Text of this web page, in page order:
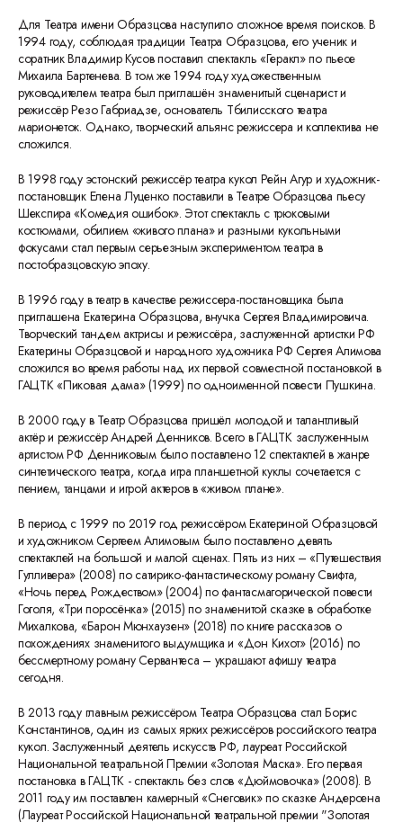
Для Театра имени Образцова наступило сложное время поисков. В
1994 году, соблюдая традиции Театра Образцова, его ученик и
соратник Владимир Кусов поставил спектакль «Геракл» по пьесе
Михаила Бартенева. В том же 1994 году художественным
руководителем театра был приглашён знаменитый сценарист и
режиссёр Резо Габриадзе, основатель Тбилисского театра
марионеток. Однако, творческий альянс режиссера и коллектива не
сложился.
В 1998 году эстонский режиссёр театра кукол Рейн Агур и художник-
постановщик Елена Луценко поставили в Театре Образцова пьесу
Шекспира «Комедия ошибок». Этот спектакль с трюковыми
костюмами, обилием «живого плана» и разными кукольными
фокусами стал первым серьезным экспериментом театра в
постобразцовскую эпоху.
В 1996 году в театр в качестве режиссера-постановщика была
приглашена Екатерина Образцова, внучка Сергея Владимировича.
Творческий тандем актрисы и режиссёра, заслуженной артистки РФ
Екатерины Образцовой и народного художника РФ Сергея Алимова
сложился во время работы над их первой совместной постановкой в
ГАЦТК «Пиковая дама» (1999) по одноименной повести Пушкина.
В 2000 году в Театр Образцова пришёл молодой и талантливый
актёр и режиссёр Андрей Денников. Всего в ГАЦТК заслуженным
артистом РФ Денниковым было поставлено 12 спектаклей в жанре
синтетического театра, когда игра планшетной куклы сочетается с
пением, танцами и игрой актеров в «живом плане».
В период с 1999 по 2019 год режиссёром Екатериной Образцовой
и художником Сергеем Алимовым было поставлено девять
спектаклей на большой и малой сценах. Пять из них – «Путешествия
Гулливера» (2008) по сатирико-фантастическому роману Свифта,
«Ночь перед Рождеством» (2004) по фантасмагорической повести
Гоголя, «Три поросёнка» (2015) по знаменитой сказке в обработке
Михалкова, «Барон Мюнхаузен» (2018) по книге рассказов о
похождениях знаменитого выдумщика и «Дон Кихот» (2016) по
бессмертному роману Сервантеса – украшают афишу театра
сегодня.
В 2013 году главным режиссёром Театра Образцова стал Борис
Константинов, один из самых ярких режиссёров российского театра
кукол. Заслуженный деятель искусств РФ, лауреат Российской
Национальной театральной Премии «Золотая Маска». Его первая
постановка в ГАЦТК - спектакль без слов «Дюймовочка» (2008). В
2011 году им поставлен камерный «Снеговик» по сказке Андерсена
(Лауреат Российской Национальной театральной премии "Золотая